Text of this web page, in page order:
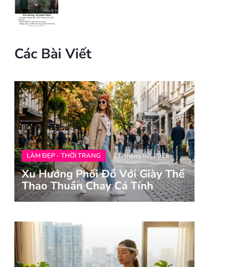
Các Bài Viết
LÀM ĐẸP - THỜI TRANG 21, tháng 07, 2026
Xu Hướng Phối Đồ Với Giày Thể
Thao Thuần Chay Cá Tính